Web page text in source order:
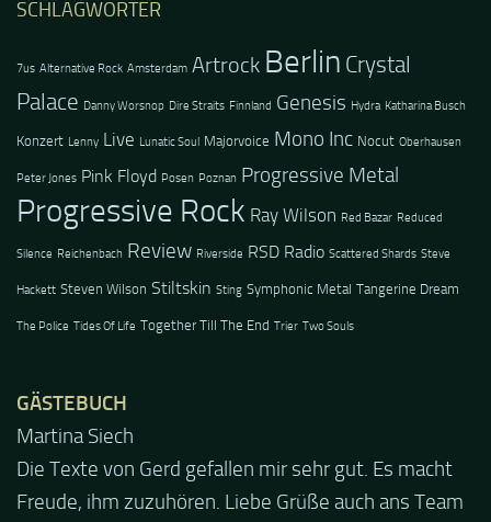
SCHLAGWÖRTER
7us Alternative Rock Amsterdam Artrock Berlin Crystal
Palace Danny Worsnop Dire Straits Finnland Genesis Hydra Katharina Busch
Konzert Lenny Live Lunatic Soul Majorvoice Mono Inc Nocut Oberhausen
Peter Jones Pink Floyd Posen Poznan Progressive Metal
Progressive Rock Ray Wilson Red Bazar Reduced
Silence Reichenbach Review Riverside RSD Radio Scattered Shards Steve
Hackett Steven Wilson Stiltskin Sting Symphonic Metal Tangerine Dream
The Police Tides Of Life Together Till The End Trier Two Souls
GÄSTEBUCH
Jacel
Guten Abend und auch von uns nochmals besten
Dank für die tolle Mucke zur Party! Der aktuelle Live